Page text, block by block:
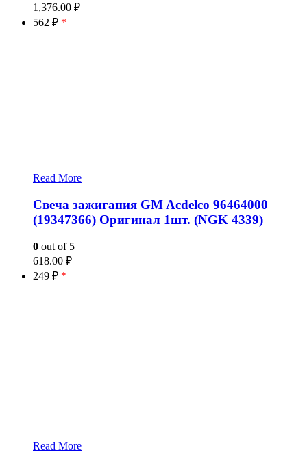
1,376.00 ₽
562 ₽ *
Read More
Свеча зажигания GM Acdelco 96464000
(19347366) Оригинал 1шт. (NGK 4339)
0 out of 5
618.00 ₽
249 ₽ *
Read More